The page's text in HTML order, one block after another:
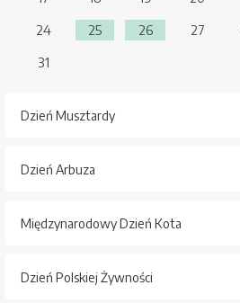
24
25 26 27
31
Dzień Musztardy
Dzień Arbuza
Międzynarodowy Dzień Kota
Dzień Polskiej Żywności